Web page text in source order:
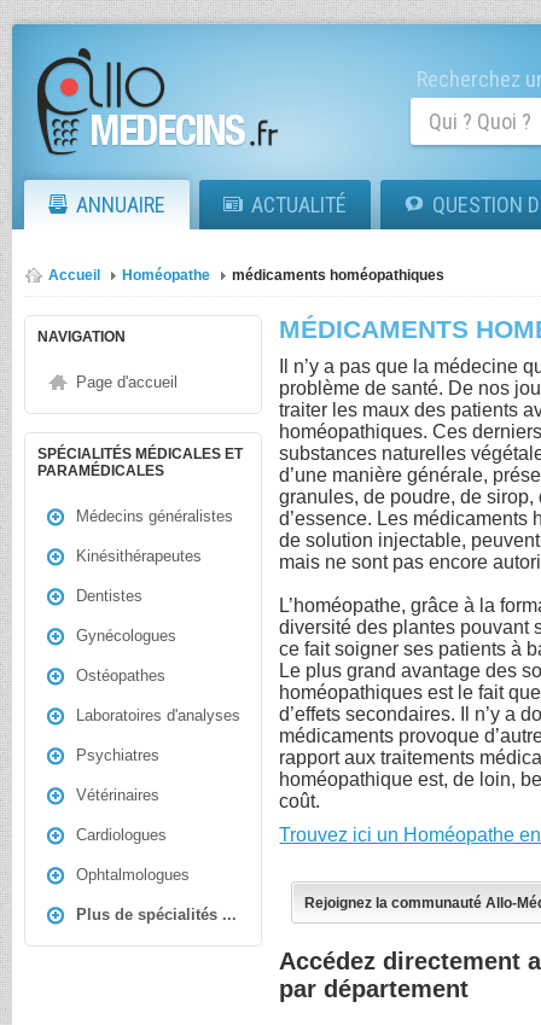
Recherchez
ANNUAIRE ACTUALITÉ QUESTION
Accueil Homéopathe médicaments homéopathiques
NAVIGATION
Page d'accueil
SPÉCIALITÉS MÉDICALES ET
PARAMÉDICALES
Médecins généralistes
Kinésithérapeutes
Dentistes
Gynécologues
Ostéopathes
Laboratoires d'analyses
Psychiatres
Vétérinaires
Cardiologues
Ophtalmologues
Plus de spécialités ...
MÉDICAMENTS
Il n’y a pas que la médecine
problème de santé. De nos
traiter les maux des patients
homéopathiques. Ces
substances naturelles
d’une manière générale,
granules, de poudre, de
d’essence. Les médicaments
de solution injectable,
mais ne sont pas encore
L’homéopathe, grâce à la
diversité des plantes pouvant
ce fait soigner ses patients à
Le plus grand avantage des
homéopathiques est le fait
d’effets secondaires. Il n’y a
médicaments provoque
rapport aux traitements
homéopathique est, de loin,
coût.
Trouvez ici un Homéopathe
Rejoignez la communauté Allo-
Accédez directement
par département